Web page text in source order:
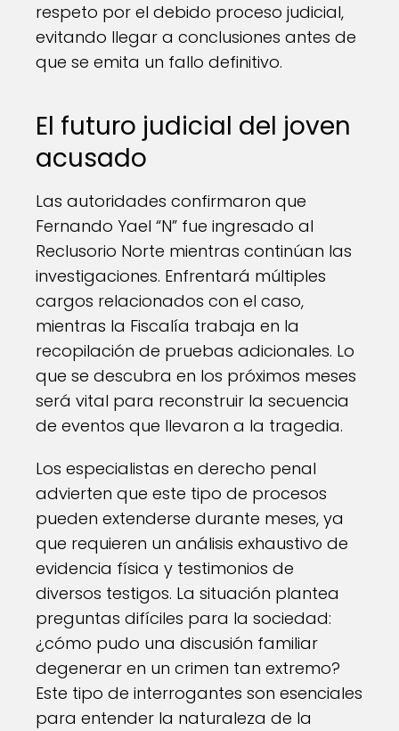
respeto por el debido proceso judicial,
evitando llegar a conclusiones antes de
que se emita un fallo definitivo.
El futuro judicial del joven
acusado
Las autoridades confirmaron que
Fernando Yael “N” fue ingresado al
Reclusorio Norte mientras continúan las
investigaciones. Enfrentará múltiples
cargos relacionados con el caso,
mientras la Fiscalía trabaja en la
recopilación de pruebas adicionales. Lo
que se descubra en los próximos meses
será vital para reconstruir la secuencia
de eventos que llevaron a la tragedia.
Los especialistas en derecho penal
advierten que este tipo de procesos
pueden extenderse durante meses, ya
que requieren un análisis exhaustivo de
evidencia física y testimonios de
diversos testigos. La situación plantea
preguntas difíciles para la sociedad:
¿cómo pudo una discusión familiar
degenerar en un crimen tan extremo?
Este tipo de interrogantes son esenciales
para entender la naturaleza de la